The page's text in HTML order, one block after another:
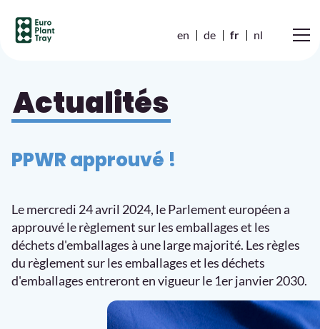
en de fr nl
Actualités
PPWR approuvé !
Le mercredi 24 avril 2024, le Parlement européen a
approuvé le règlement sur les emballages et les
déchets d'emballages à une large majorité. Les règles
du règlement sur les emballages et les déchets
d'emballages entreront en vigueur le 1er janvier 2030.